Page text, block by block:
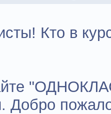
Кто в
Добро